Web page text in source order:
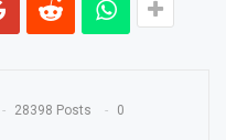
28398 Posts 0